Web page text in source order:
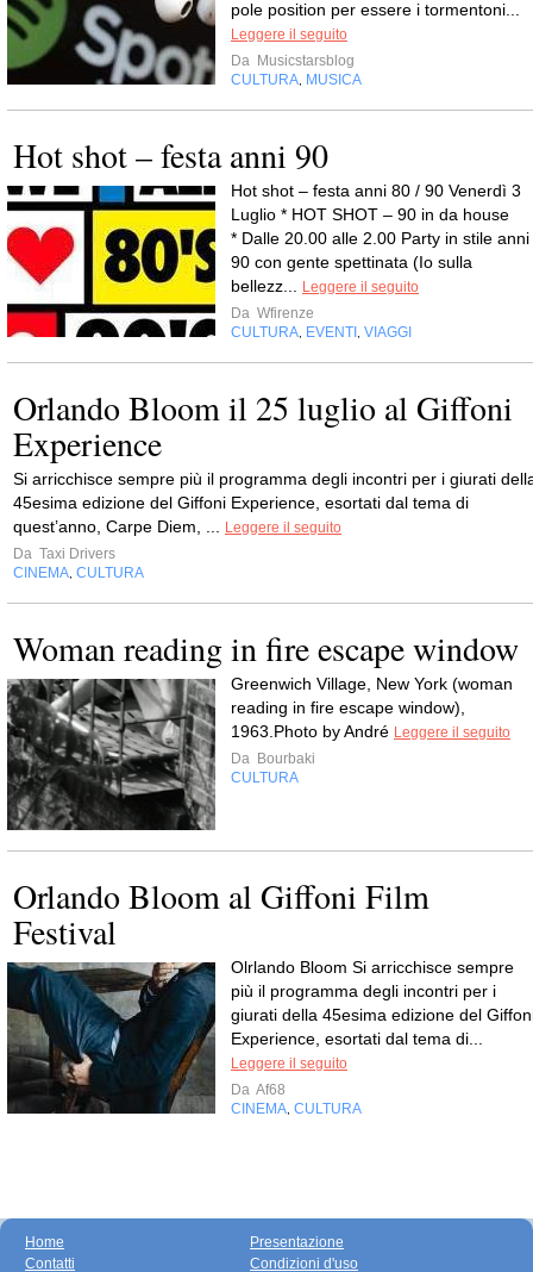
pole position per essere i tormentoni...
Leggere il seguito
Da Musicstarsblog
CULTURA MUSICA
Hot shot – festa anni 90
Hot shot – festa anni 80 / 90 Venerdì 3
Luglio * HOT SHOT – 90 in da house
* Dalle 20.00 alle 2.00 Party in stile anni
90 con gente spettinata (Io sulla
bellezz...
Leggere il seguito
Da Wfirenze
CULTURA EVENTI VIAGGI
Orlando Bloom il 25 luglio al Giffoni
Experience
Si arricchisce sempre più il programma degli incontri per i giurati
45esima edizione del Giffoni Experience, esortati dal tema di
quest’anno, Carpe Diem, ...
Leggere il seguito
Da Taxi Drivers
CINEMA CULTURA
Woman reading in fire escape window
Greenwich Village, New York (woman
reading in fire escape window),
1963.Photo by André Leggere il seguito
Da Bourbaki
CULTURA
Orlando Bloom al Giffoni Film
Festival
Olrlando Bloom Si arricchisce sempre
più il programma degli incontri per i
giurati della 45esima edizione del
Experience, esortati dal tema di...
Leggere il seguito
Da Af68
CINEMA CULTURA
Home
Contatti
Presentazione
Condizioni d'uso